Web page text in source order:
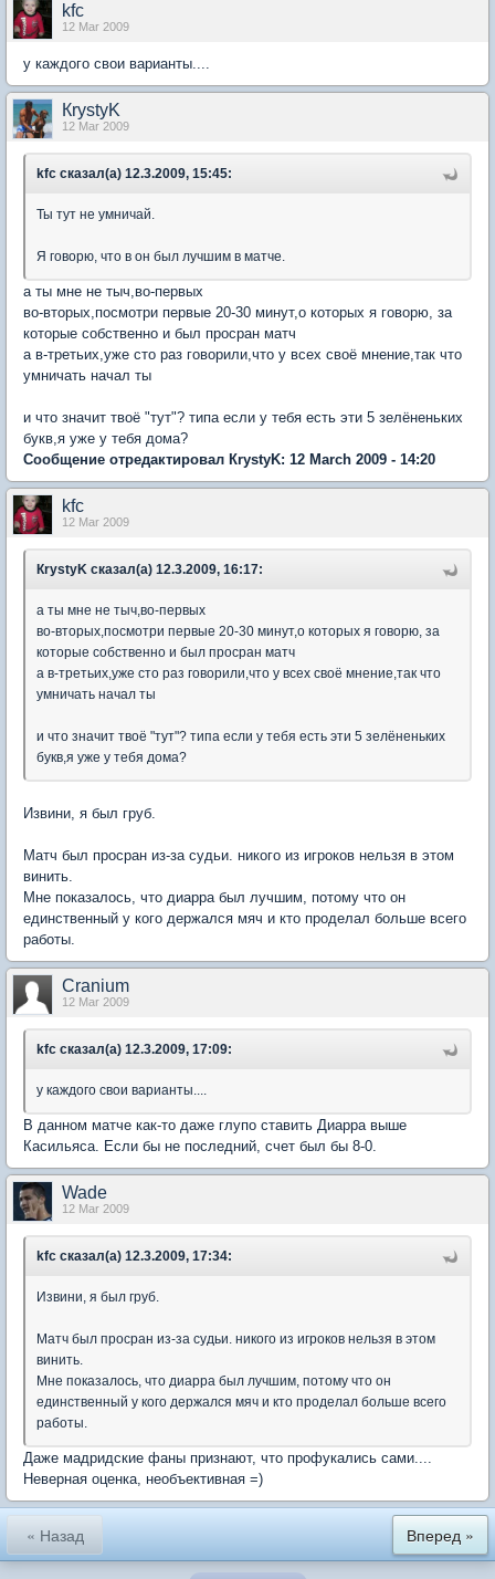
kfc
12 Mar 2009
у каждого свои варианты....
КrystyK
12 Mar 2009
kfc сказал(а) 12.3.2009, 15:45:
Ты тут не умничай.
Я говорю, что в он был лучшим в матче.
а ты мне не тыч,во-первых
во-вторых,посмотри первые 20-30 минут,о которых я говорю, за
которые собственно и был просран матч
а в-третьих,уже сто раз говорили,что у всех своё мнение,так что
умничать начал ты
и что значит твоё "тут"? типа если у тебя есть эти 5 зелёненьких
букв,я уже у тебя дома?
Сообщение отредактировал КrystyK: 12 March 2009 - 14:20
kfc
12 Mar 2009
КrystyK сказал(а) 12.3.2009, 16:17:
а ты мне не тыч,во-первых
во-вторых,посмотри первые 20-30 минут,о которых я говорю, за
которые собственно и был просран матч
а в-третьих,уже сто раз говорили,что у всех своё мнение,так что
умничать начал ты
и что значит твоё "тут"? типа если у тебя есть эти 5 зелёненьких
букв,я уже у тебя дома?
Извини, я был груб.
Матч был просран из-за судьи. никого из игроков нельзя в этом
винить.
Мне показалось, что диарра был лучшим, потому что он
единственный у кого держался мяч и кто проделал больше всего
работы.
Cranium
12 Mar 2009
kfc сказал(а) 12.3.2009, 17:09:
у каждого свои варианты....
В данном матче как-то даже глупо ставить Диарра выше
Касильяса. Если бы не последний, счет был бы 8-0.
Wade
12 Mar 2009
kfc сказал(а) 12.3.2009, 17:34:
Извини, я был груб.
Матч был просран из-за судьи. никого из игроков нельзя в этом
винить.
Мне показалось, что диарра был лучшим, потому что он
единственный у кого держался мяч и кто проделал больше всего
работы.
Даже мадридские фаны признают, что профукались сами....
Неверная оценка, необъективная =)
« Назад Вперед »